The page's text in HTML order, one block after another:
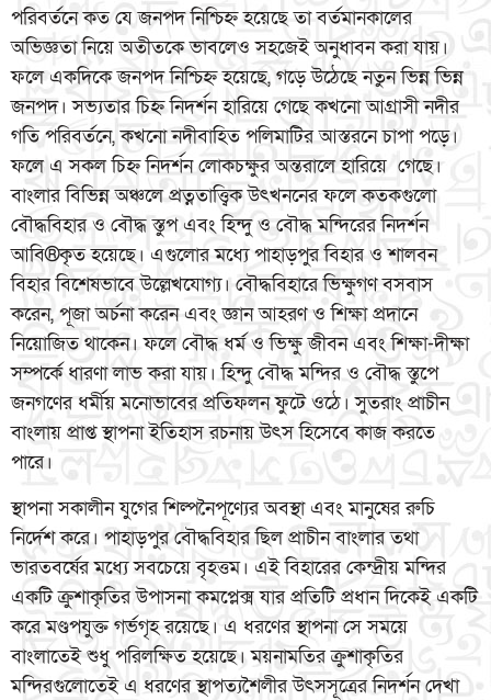
পরিবর্তনে কত যে জনপদ নিশ্চিহ্ন হয়েছে তা বর্তমানকালের
অভিজ্ঞতা নিয়ে অতীতকে ভাবলেও সহজেই অনুধাবন করা যায়।
ফলে একদিকে জনপদ নিশ্চিহ্ন হয়েছে, গড়ে উঠেছে নতুন ভিন্ন ভিন্ন
জনপদ। সভ্যতার চিহ্ন নিদর্শন হারিয়ে গেছে কখনো আগ্রাসী নদীর
গতি পরিবর্তনে, কখনো নদীবাহিত পলিমাটির আস্তরনে চাপা পড়ে।
ফলে এ সকল চিহ্ন নিদর্শন লোকচক্ষুর অন্তরালে হারিয়ে গেছে।
বাংলার বিভিন্ন অঞ্চলে প্রত্নতাত্ত্বিক উৎখননের ফলে কতকগুলো
বৌদ্ধবিহার ও বৌদ্ধ স্তুপ এবং হিন্দু ও বৌদ্ধ মন্দিরের নিদর্শন
আবি®কৃত হয়েছে। এগুলোর মধ্যে পাহাড়পুর বিহার ও শালবন
বিহার বিশেষভাবে উল্লেখযোগ্য। বৌদ্ধবিহারে ভিক্ষুগণ বসবাস
করেন, পূজা অর্চনা করেন এবং জ্ঞান আহরণ ও শিক্ষা প্রদানে
নিয়োজিত থাকেন। ফলে বৌদ্ধ ধর্ম ও ভিক্ষু জীবন এবং শিক্ষা-দীক্ষা
সম্পর্কে ধারণা লাভ করা যায়। হিন্দু বৌদ্ধ মন্দির ও বৌদ্ধ স্তুপে
জনগণের ধর্মীয় মনোভাবের প্রতিফলন ফুটে ওঠে। সুতরাং প্রাচীন
বাংলায় প্রাপ্ত স্থাপনা ইতিহাস রচনায় উৎস হিসেবে কাজ করতে
পারে।
স্থাপনা সকালীন যুগের শিল্পনৈপূণ্যের অবস্থা এবং মানুষের রুচি
নির্দেশ করে। পাহাড়পুর বৌদ্ধবিহার ছিল প্রাচীন বাংলার তথা
ভারতবর্ষের মধ্যে সবচেয়ে বৃহত্তম। এই বিহারের কেন্দ্রীয় মন্দির
একটি ক্রুশাকৃতির উপাসনা কমপ্লেক্স যার প্রতিটি প্রধান দিকেই একটি
করে মণ্ডপযুক্ত গর্ভগৃহ রয়েছে। এ ধরণের স্থাপনা সে সময়ে
বাংলাতেই শুধু পরিলক্ষিত হয়েছে। ময়নামতির ক্রুশাকৃতির
মন্দিরগুলোতেই এ ধরণের স্থাপত্যশৈলীর উৎসসূত্রের নিদর্শন দেখা